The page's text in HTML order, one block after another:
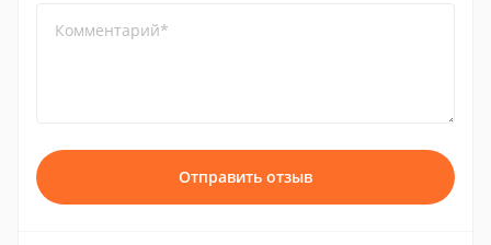
Комментарий*
Отправить отзыв